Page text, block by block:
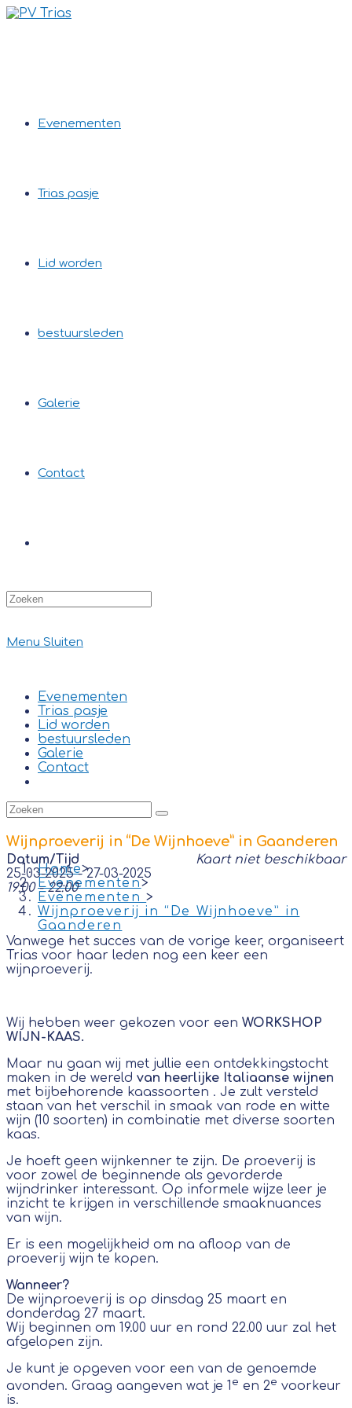
Ga
Evenementen
Trias pasje
Lid worden
bestuursleden
Galerie
Contact
Zoek
op
site
Menu Sluiten
Evenementen
Trias pasje
Lid worden
bestuursleden
Galerie
Contact
Wijnproeverij in “De Wijnhoeve” in Gaanderen
Home>
Evenementen>
Evenementen>
Wijnproeverij in “De Wijnhoeve” in
Gaanderen
Kaart niet beschikbaar
Datum/Tijd
25-03-2025 - 27-03-2025
19:00 - 22:00
Vanwege het succes van de vorige keer, organiseert
Trias voor haar leden nog een keer een
wijnproeverij.
Wij hebben weer gekozen voor een WORKSHOP
WIJN-KAAS.
Maar nu gaan wij met jullie een ontdekkingstocht
maken in de wereld van heerlijke Italiaanse wijnen
met bijbehorende kaassoorten . Je zult versteld
staan van het verschil in smaak van rode en witte
wijn (10 soorten) in combinatie met diverse soorten
kaas.
Je hoeft geen wijnkenner te zijn. De proeverij is
voor zowel de beginnende als gevorderde
wijndrinker interessant. Op informele wijze leer je
inzicht te krijgen in verschillende smaaknuances
van wijn.
Er is een mogelijkheid om na afloop van de
proeverij wijn te kopen.
Wanneer?
De wijnproeverij is op dinsdag 25 maart en
donderdag 27 maart.
Wij beginnen om 19.00 uur en rond 22.00 uur zal het
afgelopen zijn.
Je kunt je opgeven voor een van de genoemde
avonden. Graag aangeven wat je 1 e en 2e voorkeur
is.